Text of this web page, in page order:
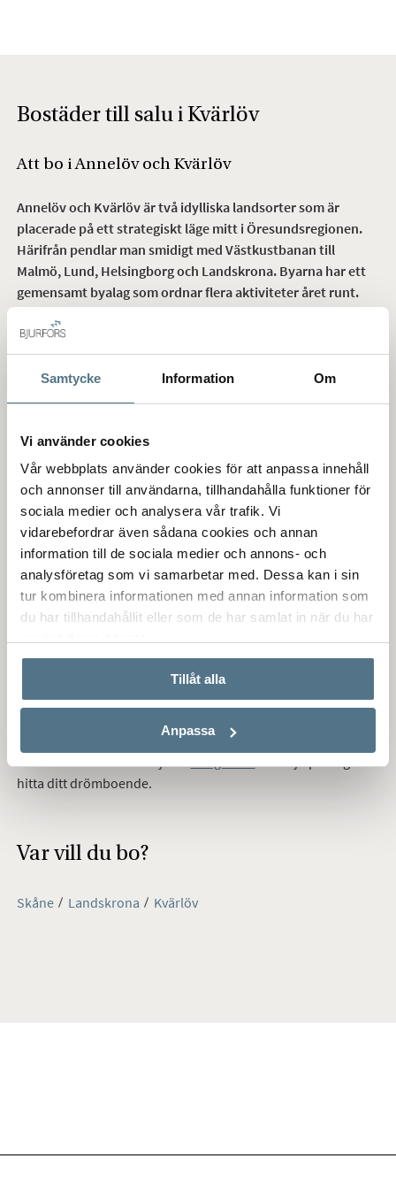
Samtycke Information Om
Vi använder cookies
Vår webbplats använder cookies för att anpassa innehåll
och annonser till användarna, tillhandahålla funktioner för
sociala medier och analysera vår trafik. Vi
vidarebefordrar även sådana cookies och annan
information till de sociala medier och annons- och
analysföretag som vi samarbetar med. Dessa kan i sin
tur kombinera informationen med annan information som
du har tillhandahållit eller som de har samlat in när du har
Tillåt alla
Anpassa
Bostäder till salu i Kvärlöv
Att bo i Annelöv och Kvärlöv
Annelöv och Kvärlöv är två idylliska landsorter som är
placerade på ett strategiskt läge mitt i Öresundsregionen.
Härifrån pendlar man smidigt med Västkustbanan till
Malmö, Lund, Helsingborg och Landskrona. Byarna har ett
gemensamt byalag som ordnar flera aktiviteter året runt.
Den lantliga byn Annelöv med anor från 1200-talet ligger mitt
i Öresundsregionen. Grannbyn Kvärlöv tillkom först senare,
troligtvis på 1600-talet där den omnämns på gamla kartor
som ”Querle”. I Annelöv finns en förskola. Annelöv har också
inomhus och utomhus. I byn finns även en pizzeria.
Från båda byarna har du bra penlingsavstånd till hela
Öresundsregionen eftersom Dösjebro station, ett par
kilometer bort, ligger längs västkustbanan. Det finns en fin
cykelväg till Dösjebro, annars tar en biltur dit endast ett par
minuter.
Landskrona är en tätort vid Öresund med utsikt över Ven och
Öresundsbron och Köpenhamn. På denna vackra plats
inledde nobelpristagaren Selma Lagerlöf sin författarbana.
Bjurfors mäklare i Landskrona! Passa också på att anmäla dig
hitta ditt drömboende.
Var vill du bo?
Skåne Landskrona Kvärlöv